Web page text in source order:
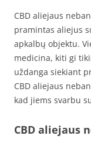
CBD aliejaus
pramintas aliejus
apkalbų objektu.
medicina, kiti gi
uždanga siekiant
CBD aliejaus
kad jiems svarbu
CBD aliejaus